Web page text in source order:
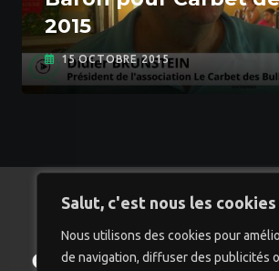
Salut, c'est nous les cookies
Nous utilisons des cookies pour
de navigation, diffuser des publicités
2015
15 OCTOBRE 2015